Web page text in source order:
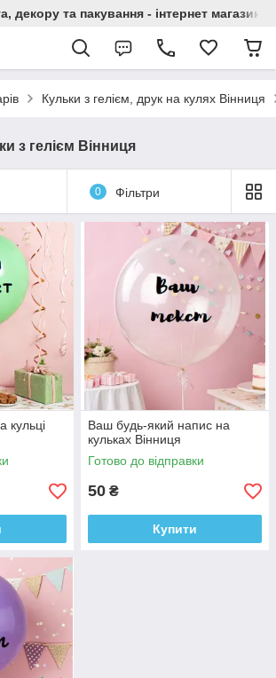
декору та пакування - інтернет магазин
Кульки з гелієм, друк на кулях Вінниця
з гелієм Вінниця
0 Фільтри
кульці
Ваш будь-який напис на
кульках Вінниця
Готово до відправки
50 ₴
Купити